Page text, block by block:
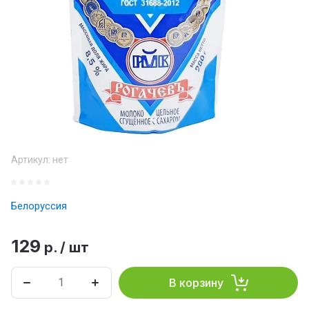
Артикул: нет
Белоруссия
129 р. / шт
В корзину